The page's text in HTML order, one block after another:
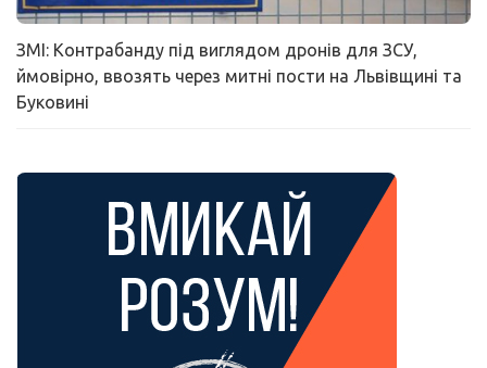
ЗМІ: Контрабанду під виглядом дронів для ЗСУ,
ймовірно, ввозять через митні пости на Львівщині та
Буковині